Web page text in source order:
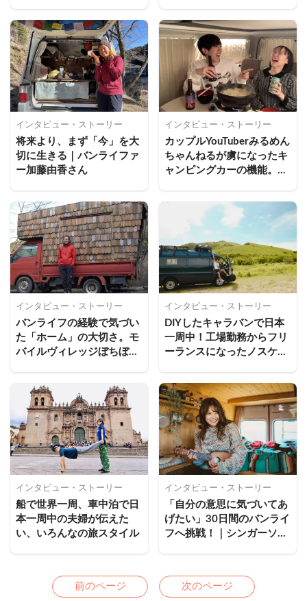
インタビュー・ストーリー
将来より、まず「今」を大
切に生きる｜バンライファ
ー加藤由香さん
インタビュー・ストーリー
カップルYouTuberみるめん
ちゃんねるが虜になったキ
ャンピングカーの機能。テ
インタビュー・ストーリー
バンライフの経験で気づい
た「ホーム」の大切さ。モ
バイルヴィレッジぼちぼち
インタビュー・ストーリー
DIYしたキャラバンで日本
一周中！工場勤務からフリ
ーランスになったノスケさ
インタビュー・ストーリー
船で世界一周、車中泊で日
本一周中の夫婦が伝えた
い、いろんなの旅スタイル
インタビュー・ストーリー
「自分の意思に気づいてあ
げたい」30日間のバンライ
フへ挑戦！｜シンガーソン
前のページ Previous次のページ Next